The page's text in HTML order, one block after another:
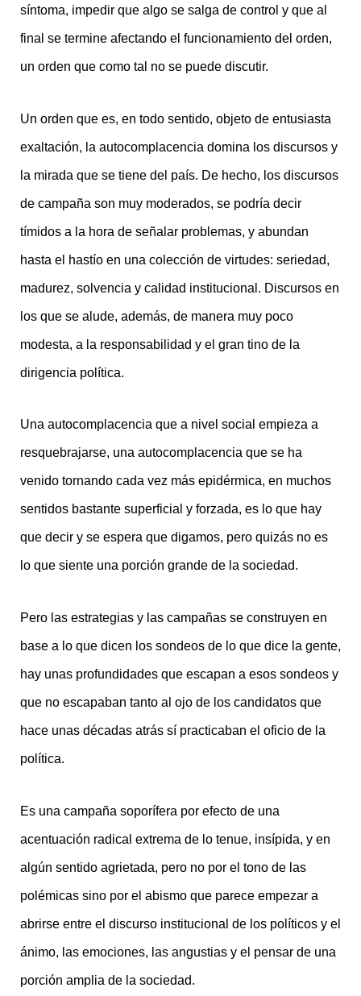
síntoma, impedir que algo se salga de control y que al
final se termine afectando el funcionamiento del orden,
un orden que como tal no se puede discutir.
Un orden que es, en todo sentido, objeto de entusiasta
exaltación, la autocomplacencia domina los discursos y
la mirada que se tiene del país. De hecho, los discursos
de campaña son muy moderados, se podría decir
tímidos a la hora de señalar problemas, y abundan
hasta el hastío en una colección de virtudes: seriedad,
madurez, solvencia y calidad institucional. Discursos en
los que se alude, además, de manera muy poco
modesta, a la responsabilidad y el gran tino de la
dirigencia política.
Una autocomplacencia que a nivel social empieza a
resquebrajarse, una autocomplacencia que se ha
venido tornando cada vez más epidérmica, en muchos
sentidos bastante superficial y forzada, es lo que hay
que decir y se espera que digamos, pero quizás no es
lo que siente una porción grande de la sociedad.
Pero las estrategias y las campañas se construyen en
base a lo que dicen los sondeos de lo que dice la gente,
hay unas profundidades que escapan a esos sondeos y
que no escapaban tanto al ojo de los candidatos que
hace unas décadas atrás sí practicaban el oficio de la
política.
Es una campaña soporífera por efecto de una
acentuación radical extrema de lo tenue, insípida, y en
algún sentido agrietada, pero no por el tono de las
polémicas sino por el abismo que parece empezar a
abrirse entre el discurso institucional de los políticos y el
ánimo, las emociones, las angustias y el pensar de una
porción amplia de la sociedad.